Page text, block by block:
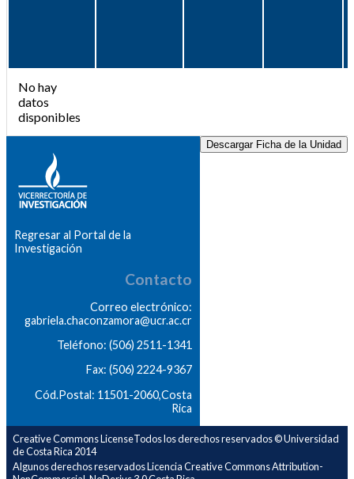
No hay
datos
disponibles
Descargar Ficha de la Unidad
Regresar al Portal de la
Investigación
Contacto
Correo electrónico:
gabriela.chaconzamora@ucr.ac.cr
Teléfono: (506) 2511-1341
Fax: (506) 2224-9367
Cód.Postal: 11501-2060,Costa
Rica
Creative Commons LicenseTodos los derechos reservados © Universidad
de Costa Rica 2014
Algunos derechos reservados Licencia Creative Commons Attribution-